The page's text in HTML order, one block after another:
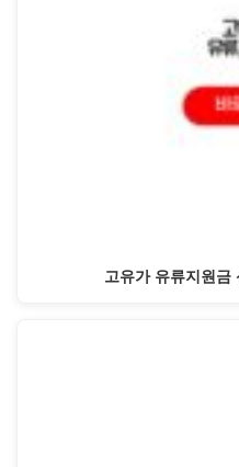
고유가 유류지원